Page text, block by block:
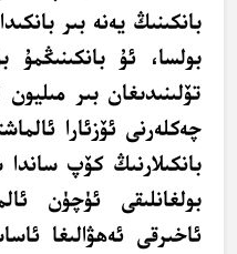
بانكىنىڭ يەنە بىر
بولسا، ئۇ بانكىنىڭمۇ
تۆلىنىدىغان بىر
چەكلەرنى ئۆزئارا
بانكىلارنىڭ كۆپ ساندا
بولغانلىقى ئۈچۈن
ئاخىرقى ئەھۋالىغا